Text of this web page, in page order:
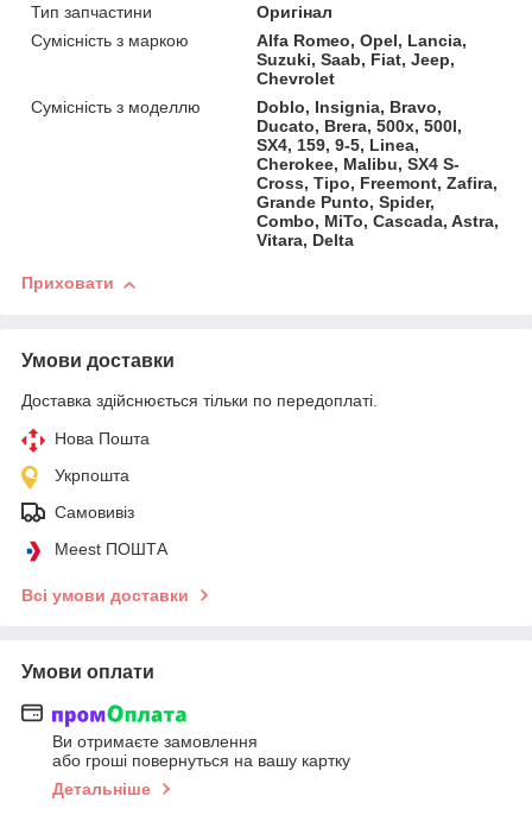
Тип запчастини
Оригінал
Сумісність з маркою
Alfa Romeo, Opel, Lancia,
Suzuki, Saab, Fiat, Jeep,
Chevrolet
Сумісність з моделлю
Doblo, Insignia, Bravo,
Ducato, Brera, 500x, 500l,
SX4, 159, 9-5, Linea,
Cherokee, Malibu, SX4 S-
Cross, Tipo, Freemont, Zafira,
Grande Punto, Spider,
Combo, MiTo, Cascada, Astra,
Vitara, Delta
Приховати
Умови доставки
Доставка здійснюється тільки по передоплаті.
Нова Пошта
Укрпошта
Самовивіз
Meest ПОШТА
Всі умови доставки
Умови оплати
Ви отримаєте замовлення
або гроші повернуться на вашу картку
Детальніше